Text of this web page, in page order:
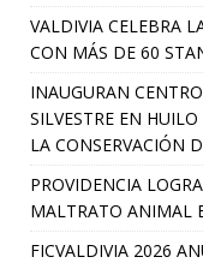
VALDIVIA CELEBRA
CON MÁS DE 60
INAUGURAN
SILVESTRE EN
LA CONSERVACIÓN
PROVIDENCIA
MALTRATO ANIMAL
FICVALDIVIA 2026